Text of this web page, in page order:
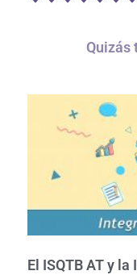
Quizás
El ISQTB AT y